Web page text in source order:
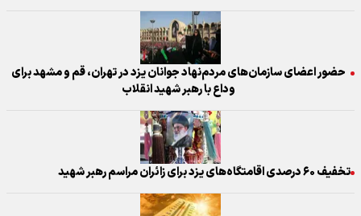
حضور اعضای سازمان‌های مردم‌نهاد جوانان یزد در تهران، قم و مشهد برای
وداع با رهبر شهید انقلاب
تخفیف ۶۰ درصدی اقامتگاه‌های یزد برای زائران مراسم رهبر شهید